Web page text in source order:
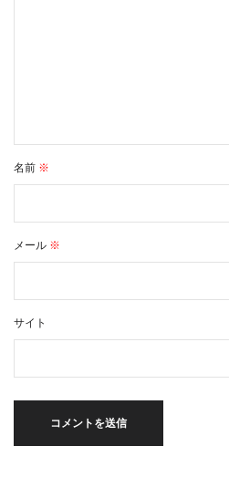
名前 ※
メール ※
サイト